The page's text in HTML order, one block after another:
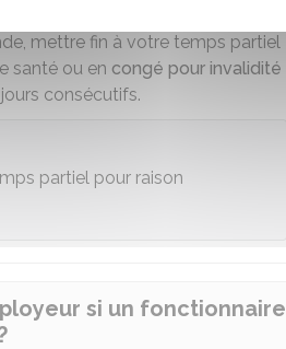
médical.
mettre fin à votre temps partiel
santé ou en congé pour invalidité
consécutifs.
partiel pour raison
si un fonctionnaire